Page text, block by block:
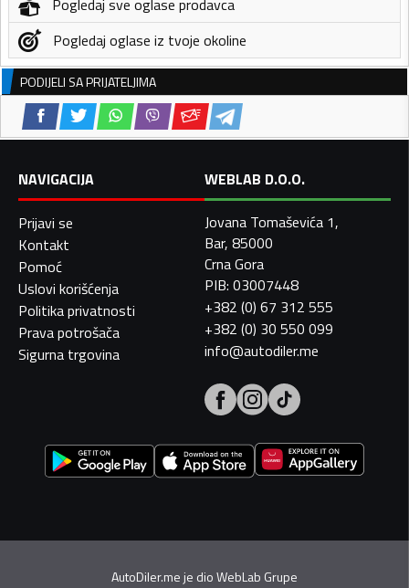
Pogledaj oglase iz tvoje okoline
PODIJELI SA PRIJATELJIMA
NAVIGACIJA
Prijavi se
Kontakt
Pomoć
Uslovi korišćenja
Politika privatnosti
Prava potrošača
Sigurna trgovina
WEBLAB D.O.O.
Jovana Tomaševića 1,
Bar, 85000
Crna Gora
PIB: 03007448
+382 (0) 67 312 555
+382 (0) 30 550 099
info@autodiler.me
AutoDiler.me je dioWebLab Grupe